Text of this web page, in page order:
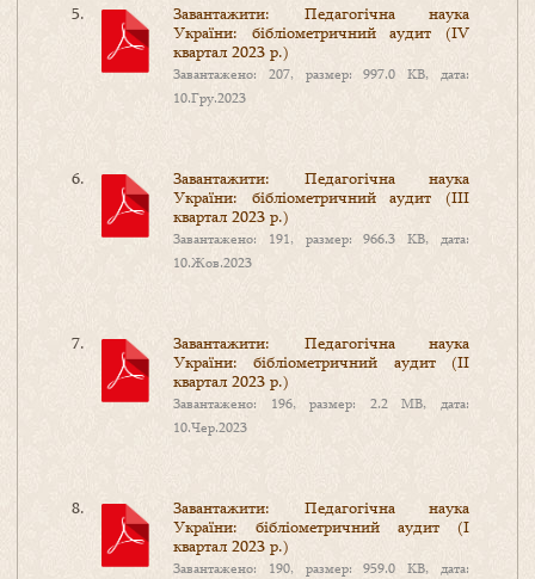
Завантажити: Педагогічна наука
України: бібліометричний аудит (ІV
квартал 2023 р.)
Завантажено: 207, размер: 997.0 KB, дата:
10.Гру.2023
Завантажити: Педагогічна наука
України: бібліометричний аудит (ІII
квартал 2023 р.)
Завантажено: 191, размер: 966.3 KB, дата:
10.Жов.2023
Завантажити: Педагогічна наука
України: бібліометричний аудит (ІI
квартал 2023 р.)
Завантажено: 196, размер: 2.2 MB, дата:
10.Чер.2023
Завантажити: Педагогічна наука
України: бібліометричний аудит (І
квартал 2023 р.)
Завантажено: 190, размер: 959.0 KB, дата: